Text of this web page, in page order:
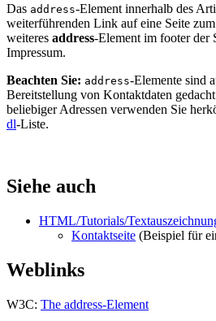
Das address-Element innerhalb des
weiterführenden Link auf eine Seite
weiteres address-Element im footer der
Impressum.
Beachten Sie: address-Elemente sind
Bereitstellung von Kontaktdaten
beliebiger Adressen verwenden Sie
dl-Liste.
Siehe auch
HTML/Tutorials/
Kontaktseite (Beispiel für
Weblinks
W3C: The address-Element